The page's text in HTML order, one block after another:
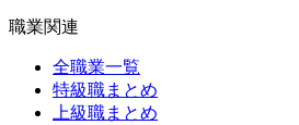
職業関連
全職業一覧
特級職まとめ
上級職まとめ